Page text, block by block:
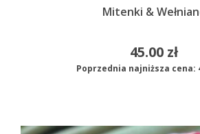
Mitenki &
45.00 zł
Poprzednia najniższa cena: